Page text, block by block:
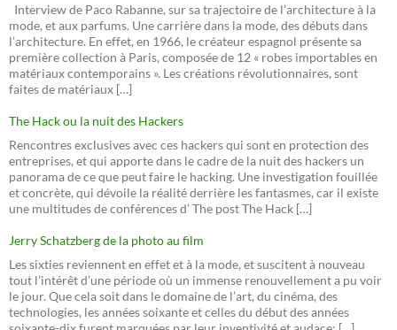
Interview de Paco Rabanne, sur sa trajectoire de l’architecture à la
mode, et aux parfums. Une carrière dans la mode, des débuts dans
l’architecture. En effet, en 1966, le créateur espagnol présente sa
première collection à Paris, composée de 12 « robes importables en
matériaux contemporains ». Les créations révolutionnaires, sont
faites de matériaux […]
The Hack ou la nuit des Hackers
Rencontres exclusives avec ces hackers qui sont en protection des
entreprises, et qui apporte dans le cadre de la nuit des hackers un
panorama de ce que peut faire le hacking. Une investigation fouillée
et concrète, qui dévoile la réalité derrière les fantasmes, car il existe
une multitudes de conférences d’ The post The Hack […]
Jerry Schatzberg de la photo au film
Les sixties reviennent en effet et à la mode, et suscitent à nouveau
tout l’intérêt d’une période où un immense renouvellement a pu voir
le jour. Que cela soit dans le domaine de l’art, du cinéma, des
technologies, les années soixante et celles du début des années